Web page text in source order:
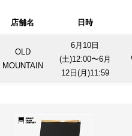
店舗名 日時
OLD
MOUNTAIN
6月10日
(土)12:00〜6月
12日(月)11:59